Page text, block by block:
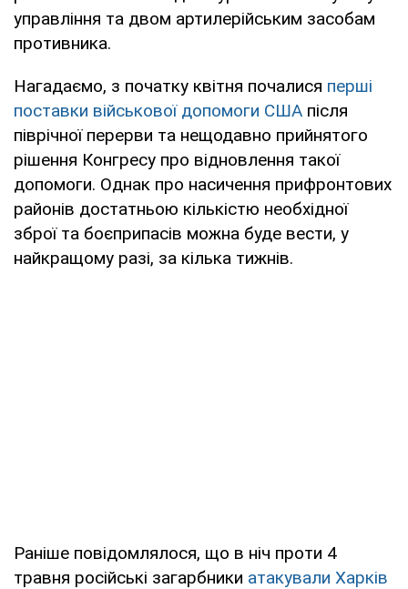
управління та двом артилерійським засобам
противника.
Нагадаємо, з початку квітня почалися перші
поставки військової допомоги США після
піврічної перерви та нещодавно прийнятого
рішення Конгресу про відновлення такої
допомоги. Однак про насичення прифронтових
районів достатньою кількістю необхідної
зброї та боєприпасів можна буде вести, у
найкращому разі, за кілька тижнів.
Раніше повідомлялося, що в ніч проти 4
травня російські загарбники атакували Харків